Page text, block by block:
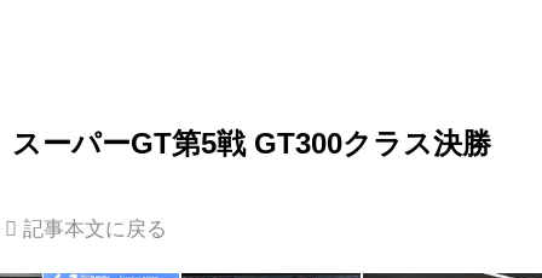
スーパーGT第5戦 GT300クラス決勝
記事本文に戻る